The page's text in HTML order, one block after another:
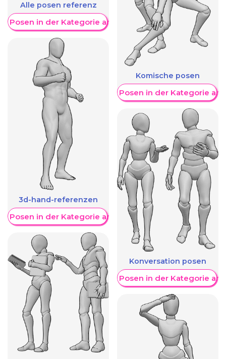
Alle posen referenz
Posen in der Kategorie anzeigen
3d-hand-referenzen
Posen in der Kategorie anzeigen
Komische posen
Weitere Posen in der Kategorie
Konversation posen
Weitere Posen in der Kategorie